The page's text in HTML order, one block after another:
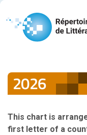
2026
This chart is
first letter of a